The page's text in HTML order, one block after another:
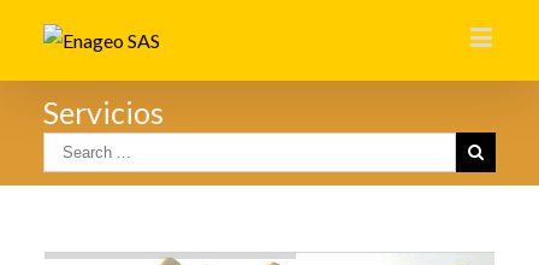
Servicios